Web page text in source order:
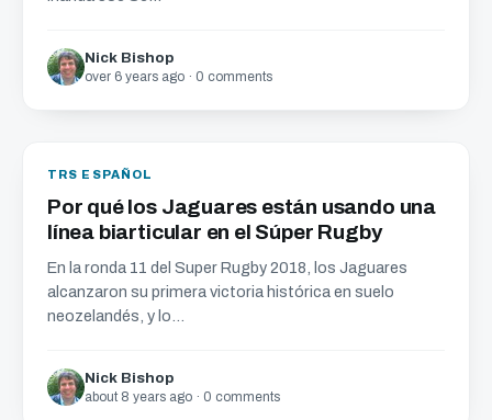
Nick Bishop
over 6 years ago · 0 comments
TRS ESPAÑOL
Por qué los Jaguares están usando una
línea biarticular en el Súper Rugby
En la ronda 11 del Super Rugby 2018, los Jaguares
alcanzaron su primera victoria histórica en suelo
neozelandés, y lo...
Nick Bishop
about 8 years ago · 0 comments